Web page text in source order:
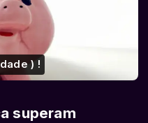
) !
superam